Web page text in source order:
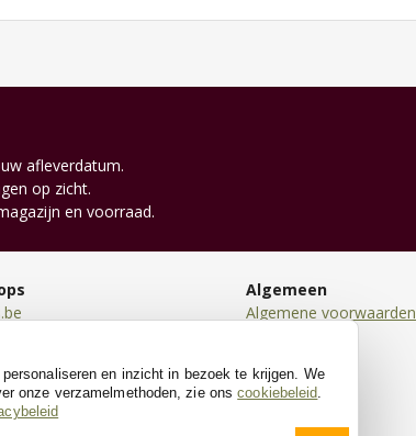
afleverdatum.
op zicht.
en voorraad.
Algemeen
Algemene voorwaarden
Cookies
en inzicht in bezoek te krijgen. We
onze verzamelmethoden, zie onscookiebeleid